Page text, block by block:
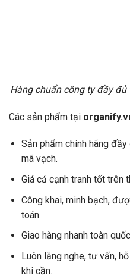
Hàng chuẩn công ty đầy đủ
Các sản phẩm tại
Sản phẩm chính hãng
mã vạch.
Giá cả cạnh tranh tốt trên
Công khai, minh bạch,
toán.
Giao hàng nhanh toàn
Luôn lắng nghe, tư vấn,
khi cần.